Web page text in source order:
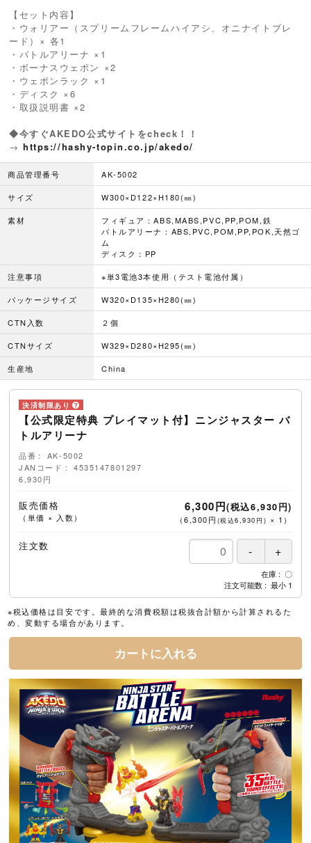
【セット内容】
・ウォリアー（スプリームフレームハイアシ、オニナイトブレ
ード）× 各1
・バトルアリーナ ×1
・ボーナスウェポン ×2
・ウェポンラック ×1
・ディスク ×6
・取扱説明書 ×2
◆今すぐAKEDO公式サイトをcheck！！
→https://hashy-topin.co.jp/akedo/
商品管理番号 AK-5002
サイズ W300×D122×H180(㎜)
素材
フィギュア：ABS,MABS,PVC,PP,POM,鉄
バトルアリーナ：ABS,PVC,POM,PP,POK,天然ゴ
ム
ディスク：PP
注意事項 ※単3電池3本使用（テスト電池付属）
パッケージサイズ W320×D135×H280(㎜)
CTN入数 ２個
CTNサイズ W329×D280×H295(㎜)
生産地 China
【公式限定特典 プレイマット付】ニンジャスター バ
トルアリーナ
品番
AK-5002
JANコード
4535147801297
6,930円
販売価格
（単価 × 入数）
6,300円(税込6,930円)
（6,300円 (税込6,930円) × 1 ）
注文数
在庫
〇
注文可能数
最小 1
※税込価格は目安です。最終的な消費税額は税抜合計額から計算されるた
め、変動する場合があります。
カートに入れる